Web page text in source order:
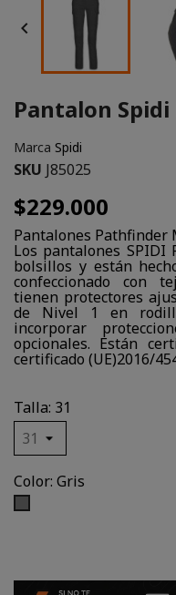

Pantalon
Marca Spidi
SKU J85025
$229.000
Pantalones Pathfinder
Los pantalones SPIDI
bolsillos y están
confeccionado con
tienen protectores
de Nivel 1 en
incorporar
opcionales. Están
certificado (UE)2016/
Talla: 31
Color: Gris